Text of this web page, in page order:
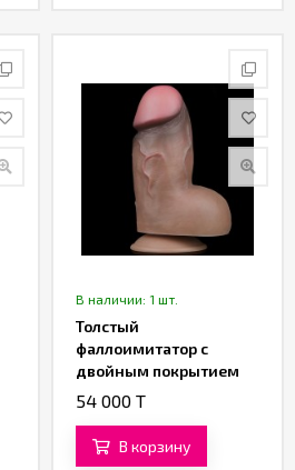
В наличии: 1 шт.
Толстый
фаллоимитатор с
двойным покрытием
«7.0'' Dual Layered
от «Lovetoy» (11,5 см)
54 000 T
В корзину